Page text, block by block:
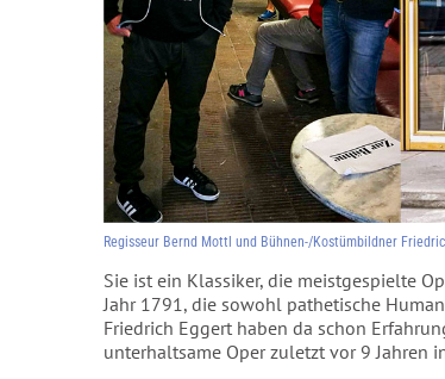
Regisseur Bernd Mottl und Bühnen-/Kostümbildner
Sie ist ein Klassiker, die meistgespielte
Jahr 1791, die sowohl pathetische
Friedrich Eggert haben da schon
unterhaltsame Oper zuletzt vor 9 Jahren